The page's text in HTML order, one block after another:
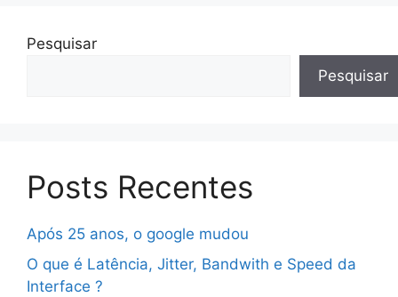
Pesquisar
Pesquisar
Posts Recentes
Após 25 anos, o google mudou
O que é Latência, Jitter, Bandwith e Speed da
Interface ?